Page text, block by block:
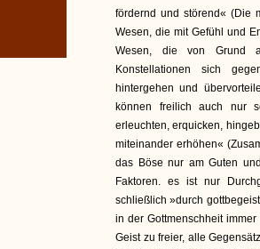
fördernd und störend« (Die
Wesen, die mit Gefühl und
Wesen, die von Grund
Konstellationen sich
hintergehen und
können freilich auch nur
erleuchten, erquicken,
miteinander erhöhen«
das Böse nur am Guten
Faktoren. es ist nur
schließlich »durch
in der Gottmenschheit
Geist zu freier, alle